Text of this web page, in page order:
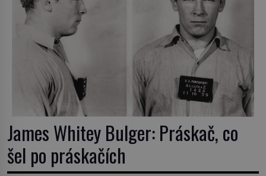
James Whitey Bulger: Práskač, co
šel po práskačích